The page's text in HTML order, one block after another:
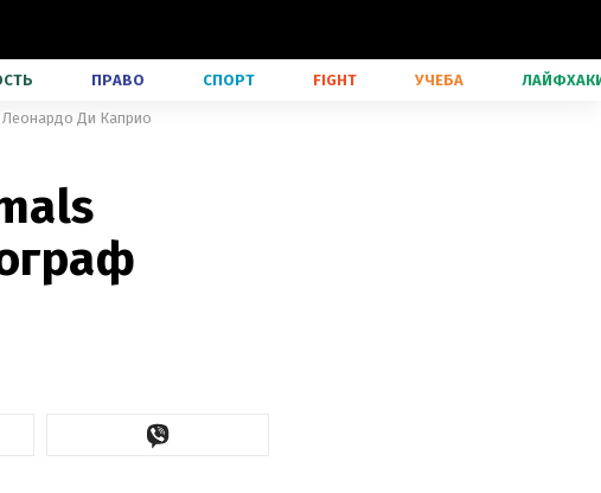
ПРАВО СПОРТ FIGHT УЧЕБА
Ди Каприо